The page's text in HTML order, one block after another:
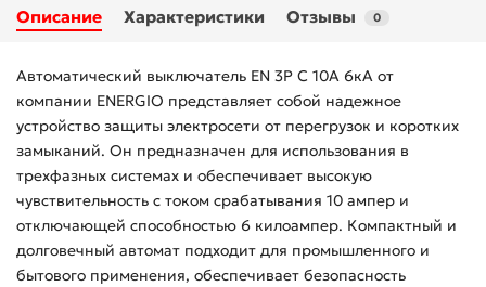
Описание Характеристики Отзывы 0
Автоматический выключатель EN 3P C 10А 6кА от
компании ENERGIO представляет собой надежное
устройство защиты электросети от перегрузок и коротких
замыканий. Он предназначен для использования в
трехфазных системах и обеспечивает высокую
чувствительность с током срабатывания 10 ампер и
отключающей способностью 6 килоампер. Компактный и
долговечный автомат подходит для промышленного и
бытового применения, обеспечивает безопасность